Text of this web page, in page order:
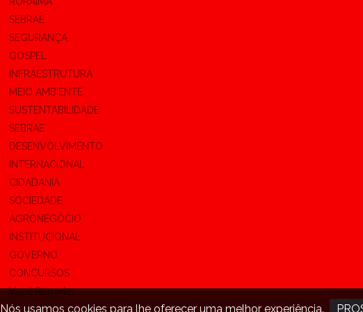
Nós usamos cookies para lhe oferecer uma melhor experiência.
SEBRAE
SEGURANÇA
GOSPEL
INFRAESTRUTURA
MEIO AMBIENTE
SUSTENTABILIDADE
SEBRAE
DESENVOLVIMENTO
INTERNACIONAL
CIDADANIA
SOCIEDADE
AGRONEGÓCIO
INSTITUCIONAL
GOVERNO
CONCURSOS
Você Reporter